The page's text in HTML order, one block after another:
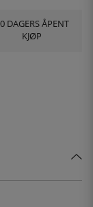
DAGERS ÅPENT
KJØP